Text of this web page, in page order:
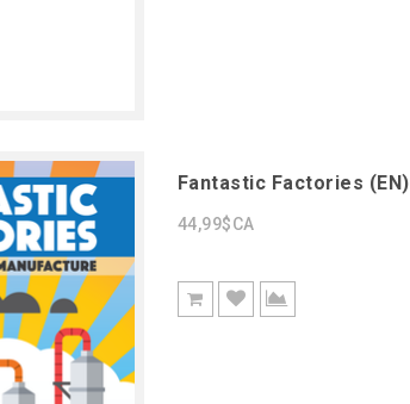
Fantastic Factories (EN)
44,99$CA